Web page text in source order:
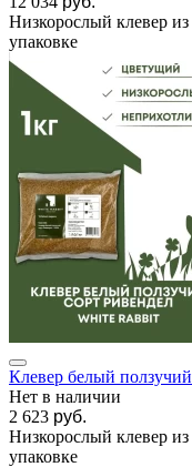
Низкорослый клевер
упаковке
Клевер белый
Нет в наличии
2 623 руб.
Низкорослый клевер
упаковке